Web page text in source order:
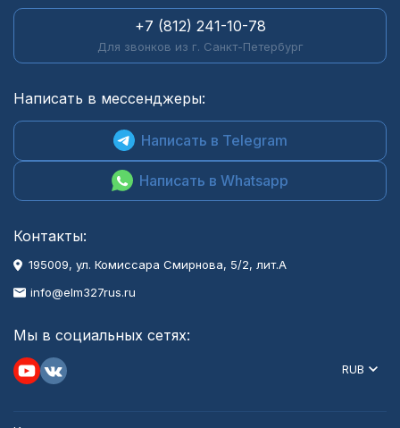
+7 (812) 241-10-78
Для звонков из г. Санкт-Петербург
Написать в мессенджеры:
Написать в Telegram
Написать в Whatsapp
Контакты:
195009, ул. Комиссара Смирнова, 5/2, лит.А
info@elm327rus.ru
Мы в социальных сетях:
RUB